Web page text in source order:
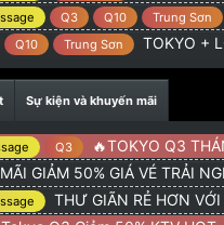
Q3 Q10
Trung Sơn
Q10 Trung Sơn TOKYO +
Sự kiện và khuyến mãi
Q3 🔥TOKYO Q3 THÁNG 5 :
GIẢM 50% GIÁ VÉ TRẢI
THƯ GIÃN RẺ HƠN